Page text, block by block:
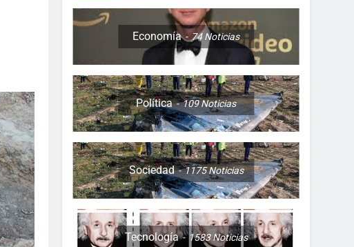
Colombia, Perú , Ecuador, Costa Rica y
visión nocturna y reuniones de secuestrados
desde una sola foto
Economía 74Noticias
Política 109Noticias
Sociedad 1175Noticias
Tecnología 1583Noticias